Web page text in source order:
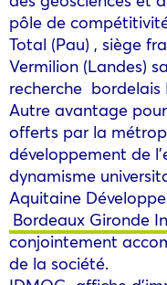
pôle de
Total (Pau) , siège
Vermilion (Landes)
recherche bordelais
Autre avantage
offerts par la
développement de
dynamisme
Aquitaine
Bordeaux Gironde
conjointement
de la société.